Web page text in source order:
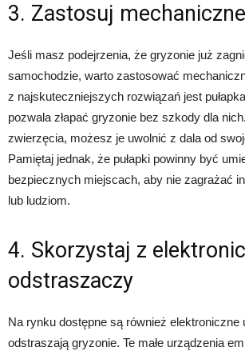
3. Zastosuj
Jeśli masz podejrzenia, że gryzonie już
samochodzie, warto zastosować
z najskuteczniejszych rozwiązań jest
pozwala złapać gryzonie bez szkody dla
zwierzęcia, możesz je uwolnić z dala od
Pamiętaj jednak, że pułapki powinny być
bezpiecznych miejscach, aby nie zagrażać
lub ludziom.
4. Skorzystaj z
odstraszaczy
Na rynku dostępne są również elektroniczne
odstraszają gryzonie. Te małe urządzenia